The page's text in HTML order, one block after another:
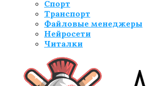
Спорт
Транспорт
Файловые менеджеры
Нейросети
Читалки